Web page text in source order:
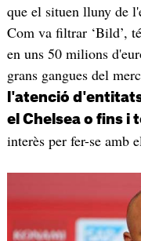
que el situen lluny de
Com va filtrar ‘Bild’,
en uns 50 milions
grans gangues del
l'atenció
el Chelsea o fins i
interès per fer-se amb